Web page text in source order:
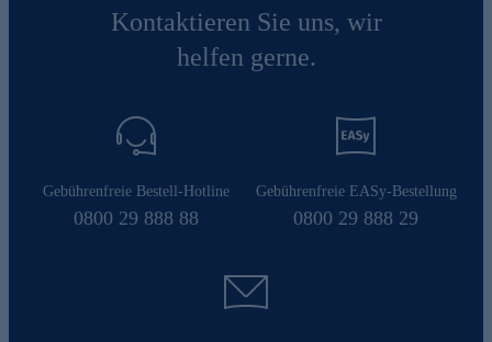
Kontaktieren Sie uns, wir
helfen gerne.
Gebührenfreie Bestell-Hotline
0800 29 888 88
Gebührenfreie EASy-Bestellung
0800 29 888 29